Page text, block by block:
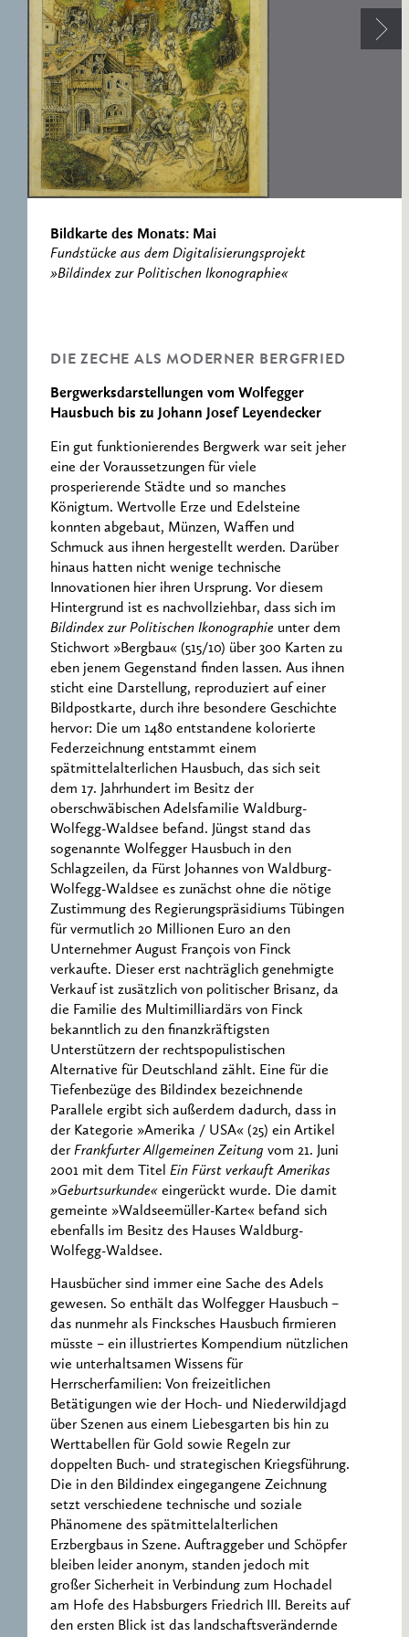
ERNST CASSIRER
ARBEITSSTELLE 1997-
2007
Bildkarte des Monats: Mai
Fundstücke aus dem Digitalisierungsprojekt
»Bildindex zur Politischen Ikonographie«
DIE ZECHE ALS MODERNER BERGFRIED
Bergwerksdarstellungen vom Wolfegger
Hausbuch bis zu Johann Josef Leyendecker
Ein gut funktionierendes Bergwerk war seit jeher
eine der Voraussetzungen für viele
prosperierende Städte und so manches
Königtum. Wertvolle Erze und Edelsteine
konnten abgebaut, Münzen, Waffen und
Schmuck aus ihnen hergestellt werden. Darüber
hinaus hatten nicht wenige technische
Innovationen hier ihren Ursprung. Vor diesem
Hintergrund ist es nachvollziehbar, dass sich im
Bildindex zur Politischen Ikonographie unter dem
Stichwort »Bergbau« (515/10) über 300 Karten zu
eben jenem Gegenstand finden lassen. Aus ihnen
sticht eine Darstellung, reproduziert auf einer
Bildpostkarte, durch ihre besondere Geschichte
hervor: Die um 1480 entstandene kolorierte
Federzeichnung entstammt einem
spätmittelalterlichen Hausbuch, das sich seit
dem 17. Jahrhundert im Besitz der
oberschwäbischen Adelsfamilie Waldburg-
Wolfegg-Waldsee befand. Jüngst stand das
sogenannte Wolfegger Hausbuch in den
Schlagzeilen, da Fürst Johannes von Waldburg-
Wolfegg-Waldsee es zunächst ohne die nötige
Zustimmung des Regierungspräsidiums Tübingen
für vermutlich 20 Millionen Euro an den
Unternehmer August François von Finck
verkaufte. Dieser erst nachträglich genehmigte
Verkauf ist zusätzlich von politischer Brisanz, da
die Familie des Multimilliardärs von Finck
bekanntlich zu den finanzkräftigsten
Unterstützern der rechtspopulistischen
Alternative für Deutschland zählt. Eine für die
Tiefenbezüge des Bildindex bezeichnende
Parallele ergibt sich außerdem dadurch, dass in
der Kategorie »Amerika / USA« (25) ein Artikel
der Frankfurter Allgemeinen Zeitung vom 21. Juni
2001 mit dem Titel Ein Fürst verkauft Amerikas
»Geburtsurkunde« eingerückt wurde. Die damit
gemeinte »Waldseemüller-Karte« befand sich
ebenfalls im Besitz des Hauses Waldburg-
Wolfegg-Waldsee.
Hausbücher sind immer eine Sache des Adels
gewesen. So enthält das Wolfegger Hausbuch –
das nunmehr als Fincksches Hausbuch firmieren
müsste – ein illustriertes Kompendium nützlichen
wie unterhaltsamen Wissens für
Herrscherfamilien: Von freizeitlichen
Betätigungen wie der Hoch- und Niederwildjagd
über Szenen aus einem Liebesgarten bis hin zu
Werttabellen für Gold sowie Regeln zur
doppelten Buch- und strategischen Kriegsführung.
Die in den Bildindex eingegangene Zeichnung
setzt verschiedene technische und soziale
Phänomene des spätmittelalterlichen
Erzbergbaus in Szene. Auftraggeber und Schöpfer
bleiben leider anonym, standen jedoch mit
großer Sicherheit in Verbindung zum Hochadel
am Hofe des Habsburgers Friedrich III. Bereits auf
den ersten Blick ist das landschaftsverändernde